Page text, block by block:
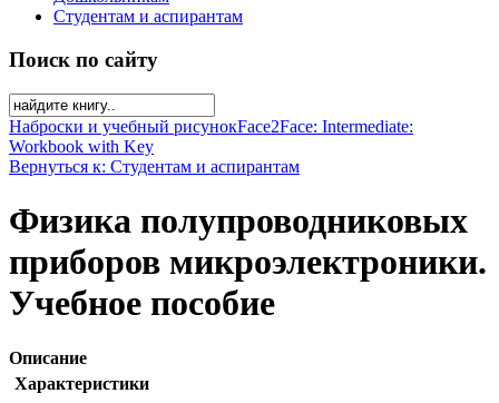
Студентам и аспирантам
Поиск по сайту
Наброски и учебный рисунокFace2Face: Intermediate:
Workbook with Key
Вернуться к: Студентам и аспирантам
Физика полупроводниковых
приборов микроэлектроники.
Учебное пособие
Описание
Характеристики